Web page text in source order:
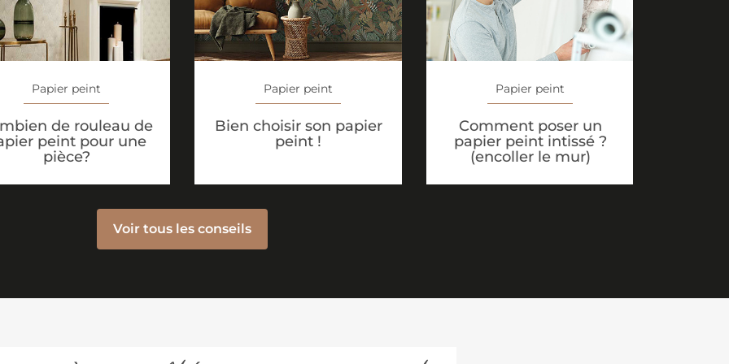
Papier peint
de rouleau de
peint pour une
pièce?
Papier peint
Bien choisir son papier
peint !
Papier peint
Comment poser un
papier peint intissé ?
(encoller le mur)
Voir tous les conseils